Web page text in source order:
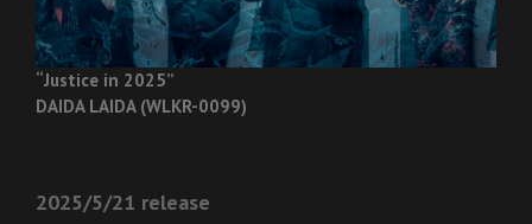
“Justice in 2025”
DAIDA LAIDA (WLKR-0099)
2025/5/21 release